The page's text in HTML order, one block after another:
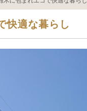
快適な暮らし